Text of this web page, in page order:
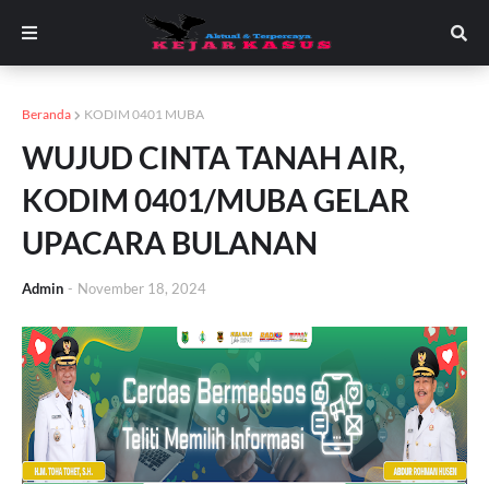
Beranda KODIM 0401 MUBA
WUJUD CINTA TANAH AIR,
KODIM 0401/MUBA GELAR
UPACARA BULANAN
Admin - November 18, 2024